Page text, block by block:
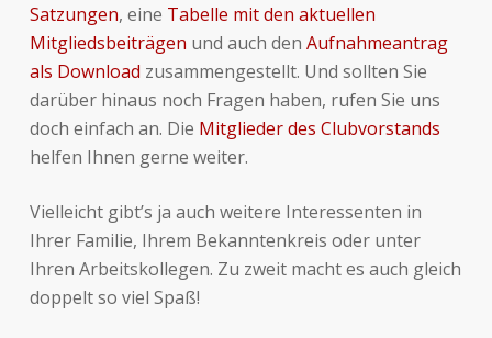
Satzungen, eine Tabelle mit den aktuellen
Mitgliedsbeiträgen und auch den Aufnahmeantrag
als Download zusammengestellt. Und sollten Sie
darüber hinaus noch Fragen haben, rufen Sie uns
doch einfach an. Die Mitglieder des Clubvorstands
helfen Ihnen gerne weiter.
Vielleicht gibt’s ja auch weitere Interessenten in
Ihrer Familie, Ihrem Bekanntenkreis oder unter
Ihren Arbeitskollegen. Zu zweit macht es auch gleich
doppelt so viel Spaß!